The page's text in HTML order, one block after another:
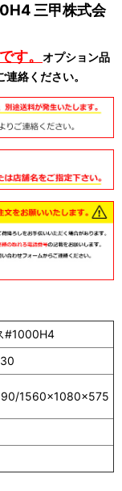
三甲株式会
す。
オプション品
絡ください。
#1000H4
1560×1080×575